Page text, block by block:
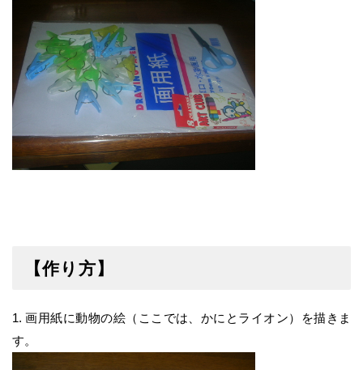
【作り方】
1. 画用紙に動物の絵（ここでは、かにとライオン）を描きま
す。